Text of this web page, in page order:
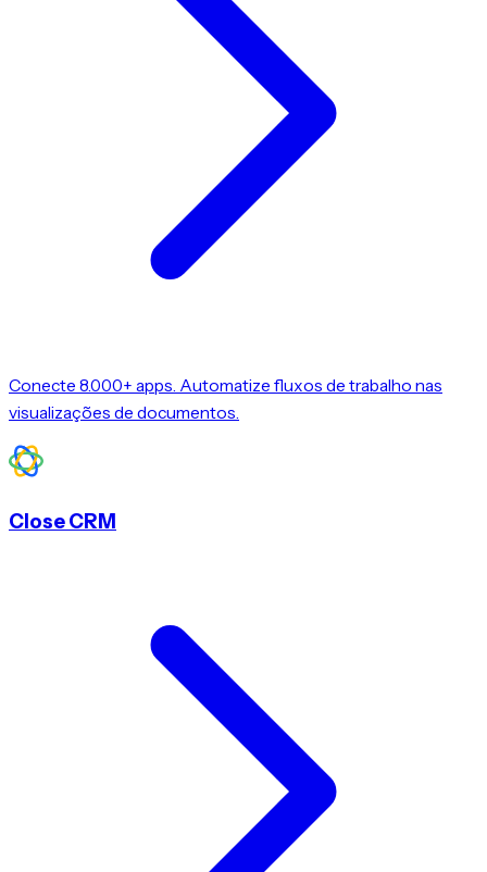
Conecte 8.000+ apps. Automatize fluxos de trabalho nas
visualizações de documentos.
Close CRM